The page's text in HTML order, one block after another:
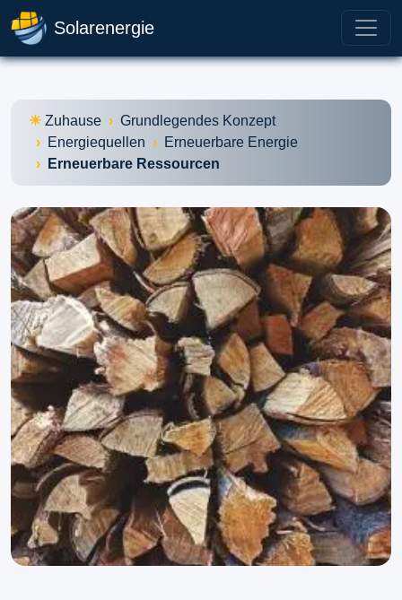
Solarenergie
Zuhause
Grundlegendes Konzept
Energiequellen
Erneuerbare Energie
Erneuerbare Ressourcen